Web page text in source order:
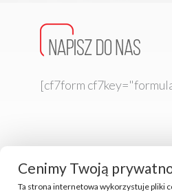
[cf7form
Cenimy Twoją
Ta strona internetowa wykorzystuje pliki